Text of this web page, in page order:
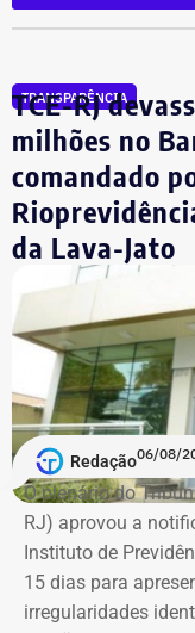
incluem aplicações
instituições
valor de R$ 0,01.
Empresário
De acordo com os
Melim nasceu no
casado, possui
a profissão de
Em documento de
Brasil, Alex Ofredi
Melim Corretora de
setor de seguros e
TRANSPARÊNCIA
TCE-RJ
milhões no
comandado
da Lava-Jato
Redação06/08/
O plenário do
RJ) aprovou a
Instituto de
15 dias para
irregularidades